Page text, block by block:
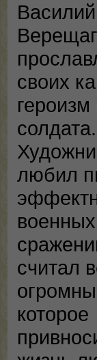
Василий
своих
героизм
солдата.
любил
военных
считал
которое